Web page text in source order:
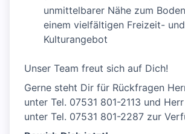
unmittelbarer Nähe zum
einem vielfältigen Freizeit- und
Kulturangebot
Unser Team freut sich auf Dich!
Gerne steht Dir für Rückfragen
unter Tel. 07531 801-2113 und
unter Tel. 07531 801-2287 zur